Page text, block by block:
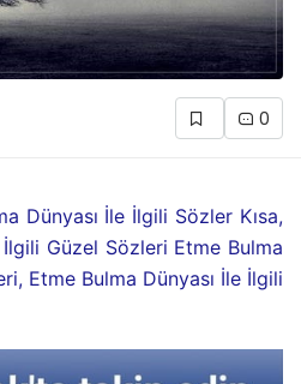
0
Dünyası İle İlgili Sözler Kısa,
Güzel Sözleri Etme Bulma
Etme Bulma Dünyası İle İlgili